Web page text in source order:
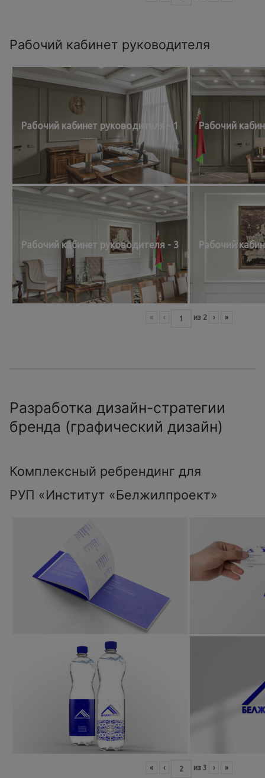
Рабочий кабинет руководителя
Рабочий кабинет руководителя - 1 Рабочий
Рабочий кабинет руководителя - 3 Рабочий
« ‹ из 2 › »
Разработка дизайн-стратегии
бренда (графический дизайн)
Комплексный ребрендинг для
РУП «Институт «Белжилпроект»
« ‹ из 3 › »